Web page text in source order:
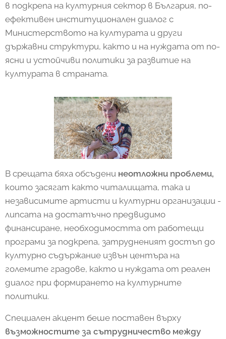
в подкрепа на културния сектор в България, по-
ефективен институционален диалог с
Министерството на културата и други
държавни структури, както и на нуждата от по-
ясни и устойчиви политики за развитие на
културата в страната.
В срещата бяха обсъдени неотложни проблеми,
които засягат както читалищата, така и
независимите артисти и културни организации -
липсата на достатъчно предвидимо
финансиране, необходимостта от работещи
програми за подкрепа, затрудненият достъп до
културно съдържание извън центъра на
големите градове, както и нуждата от реален
диалог при формирането на културните
политики.
Специален акцент беше поставен върху
възможностите за сътрудничество между